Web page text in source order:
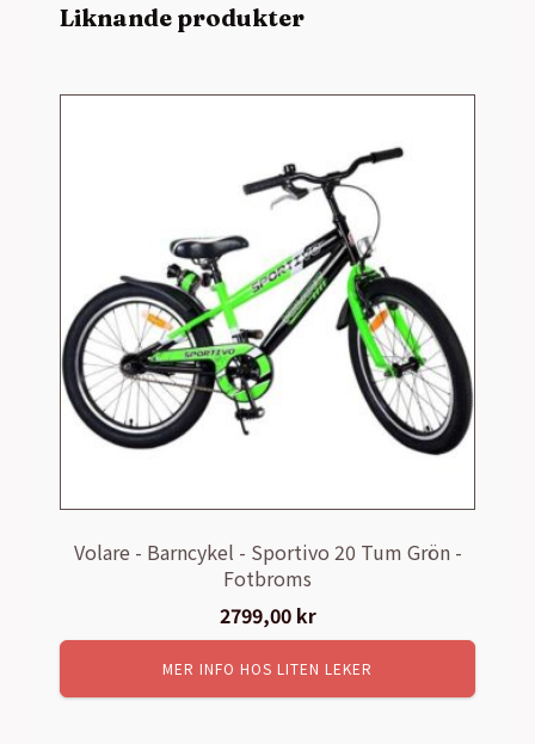
Liknande produkter
Volare - Barncykel - Sportivo 20 Tum Grön -
Fotbroms
2799,00 kr
MER INFO HOS LITEN LEKER